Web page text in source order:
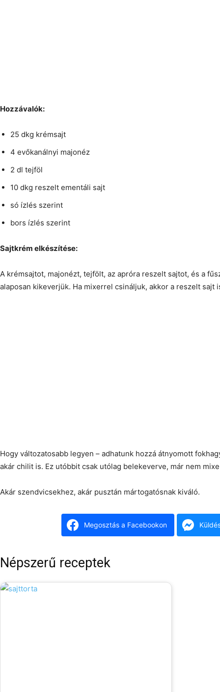
Hozzávalók:
25 dkg krémsajt
4 evőkanálnyi majonéz
2 dl tejföl
10 dkg reszelt ementáli sajt
só ízlés szerint
bors ízlés szerint
Sajtkrém elkészítése:
A krémsajtot, majonézt, tejfölt, az apróra reszelt sajtot, és a
alaposan kikeverjük. Ha mixerrel csináljuk, akkor a reszelt sajt
Hogy változatosabb legyen – adhatunk hozzá átnyomott
akár chilit is. Ez utóbbit csak utólag belekeverve, már nem
Akár szendvicsekhez, akár pusztán mártogatósnak kiváló.
Megosztás a Facebookon
Népszerű receptek